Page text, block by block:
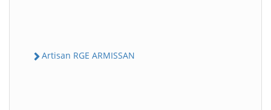
Artisan RGE ARMISSAN